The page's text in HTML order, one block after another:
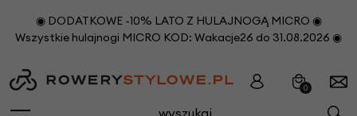
◉ DODATKOWE -10% LATO Z HULAJNOGĄ MICRO ◉
Wszystkie hulajnogi MICRO KOD: Wakacje26 do 31.08.2026 ◉
0